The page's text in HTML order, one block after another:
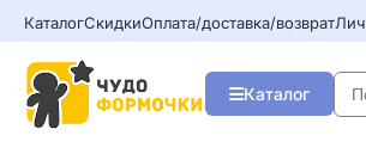
КаталогСкидкиОплата/доставка/возврат
Каталог